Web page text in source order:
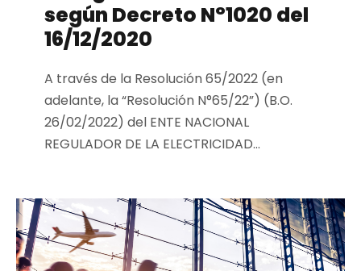
según Decreto N°1020 del
16/12/2020
A través de la Resolución 65/2022 (en
adelante, la “Resolución N°65/22”) (B.O.
26/02/2022) del ENTE NACIONAL
REGULADOR DE LA ELECTRICIDAD...